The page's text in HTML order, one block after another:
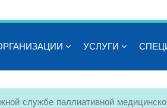
УСЛУГИ
службе паллиативной